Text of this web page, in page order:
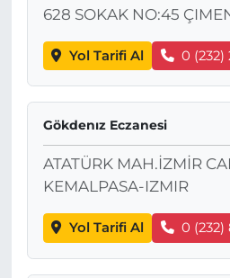
628 SOKAK NO:45
Yol Tarifi Al 0 (232)
Gökdenız Eczanesi
ATATÜRK MAH.İZMİR
KEMALPASA-IZMIR
Yol Tarifi Al 0